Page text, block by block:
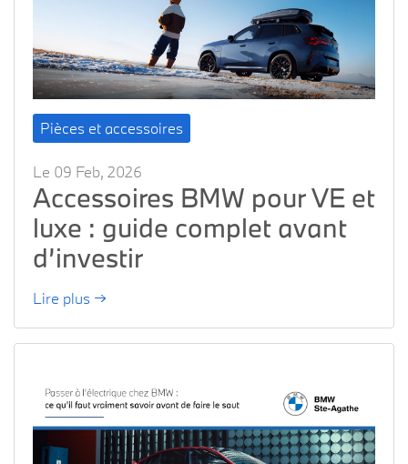
Pièces et accessoires
Le 09 Feb, 2026
Accessoires BMW pour VE et
luxe : guide complet avant
d’investir
Lire plus →